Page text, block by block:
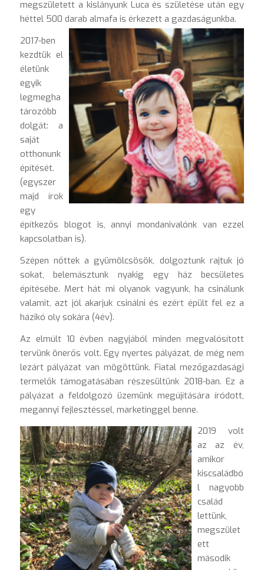
megszületett a kislányunk Luca és születése után egy
héttel 500 darab almafa is érkezett a gazdaságunkba.
2017-ben
kezdtük el
életünk
egyik
legmegha
tározóbb
dolgát: a
saját
otthonunk
építését.
(egyszer
majd írok
egy
építkezős blogot is, annyi mondanivalónk van ezzel
kapcsolatban is).
Szépen nőttek a gyümölcsösök, dolgoztunk rajtuk jó
sokat, belemásztunk nyakig egy ház becsületes
építésébe. Mert hát mi olyanok vagyunk, ha csinálunk
valamit, azt jól akarjuk csinálni és ezért épült fel ez a
házikó oly sokára (4év).
Az elmúlt 10 évben nagyjából minden megvalósított
tervünk önerős volt. Egy nyertes pályázat, de még nem
lezárt pályázat van mögöttünk. Fiatal mezőgazdasági
termelők támogatásában részesültünk 2018-ban. Ez a
pályázat a feldolgozó üzemünk megújítására íródott,
megannyi fejlesztéssel, marketinggel benne.
2019 volt
az az év,
amikor
kiscsaládbó
l nagyobb
család
lettünk,
megszület
ett
második